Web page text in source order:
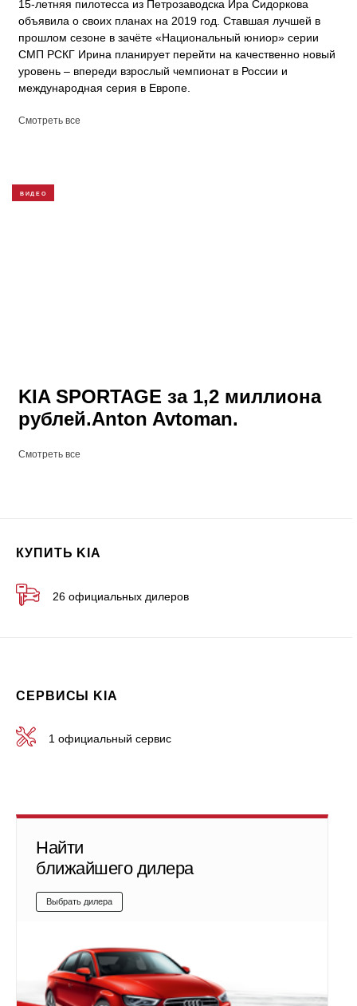
15-летняя пилотесса из Петрозаводска Ира Сидоркова
объявила о своих планах на 2019 год. Ставшая лучшей в
прошлом сезоне в зачёте «Национальный юниор» серии
СМП РСКГ Ирина планирует перейти на качественно новый
уровень – впереди взрослый чемпионат в России и
международная серия в Европе.
Смотреть все
ВИДЕО
KIA SPORTAGE за 1,2 миллиона
рублей.Anton Avtoman.
Смотреть все
КУПИТЬ KIA
26 официальных дилеров
СЕРВИСЫ KIA
1 официальный сервис
Найти
ближайшего дилера
Выбрать дилера